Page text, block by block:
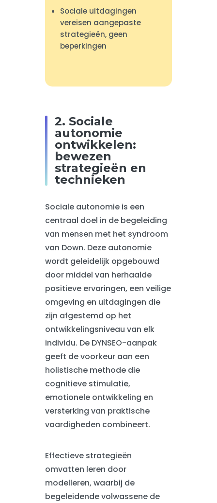
Sociale uitdagingen
vereisen aangepaste
strategieën, geen
beperkingen
2. Sociale
autonomie
ontwikkelen:
bewezen
strategieën en
technieken
Sociale autonomie is een
centraal doel in de begeleiding
van mensen met het syndroom
van Down. Deze autonomie
wordt geleidelijk opgebouwd
door middel van herhaalde
positieve ervaringen, een veilige
omgeving en uitdagingen die
zijn afgestemd op het
ontwikkelingsniveau van elk
individu. De DYNSEO-aanpak
geeft de voorkeur aan een
holistische methode die
cognitieve stimulatie,
emotionele ontwikkeling en
versterking van praktische
vaardigheden combineert.
Effectieve strategieën
omvatten leren door
modelleren, waarbij de
begeleidende volwassene de